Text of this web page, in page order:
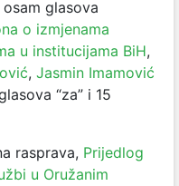
glasova
o izmjenama
u institucijama BiH,
, Jasmin Imamović
“za” i 15
rasprava, Prijedlog
u Oružanim